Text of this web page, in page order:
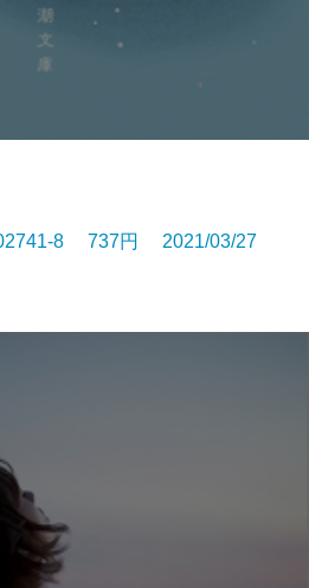
8 737円 2021/03/27